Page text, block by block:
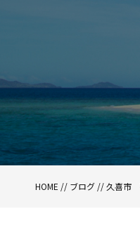
HOME // ブログ // 久喜市